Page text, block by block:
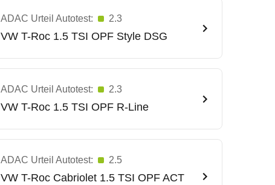
ADAC Urteil Autotest: 2.3
VW T-Roc 1.5 TSI OPF Style DSG
ADAC Urteil Autotest: 2.3
VW T-Roc 1.5 TSI OPF R-Line
ADAC Urteil Autotest: 2.5
VW T-Roc Cabriolet 1.5 TSI OPF ACT